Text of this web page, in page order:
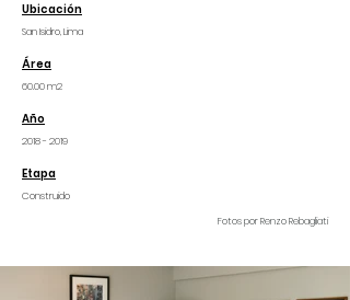
Ubicación
San Isidro, Lima
Área
60.00 m2
Año
2018 - 2019
Etapa
Construido
Fotos por Renzo Rebagliati